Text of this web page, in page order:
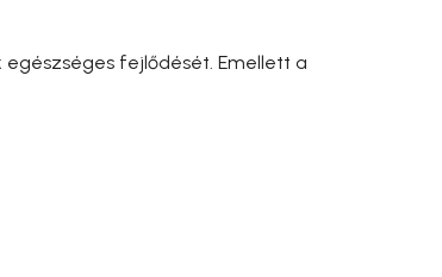
fejlődését. Emellett a